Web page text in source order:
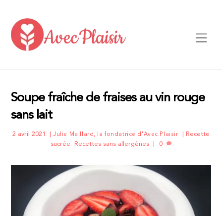
content
Soupe fraîche de fraises au vin rouge
sans lait
2 avril 2021 Julie Maillard, la fondatrice d'Avec Plaisir
Recette
sucrée
Recettes sans allergènes 0